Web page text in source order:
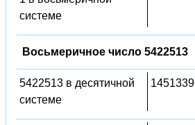
системе
Восьмеричное число 5422513
5422513 в десятичной
системе
1451339